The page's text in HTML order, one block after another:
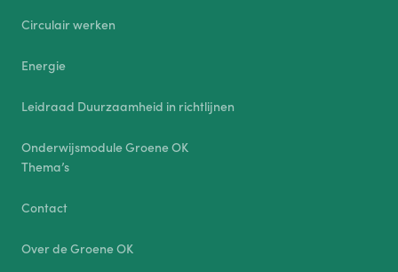
Circulair werken
Energie
Leidraad Duurzaamheid in richtlijnen
Onderwijsmodule Groene OK
Thema’s
Contact
Over de Groene OK